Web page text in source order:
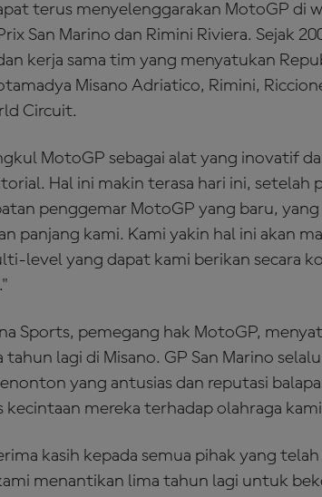
terus menyelenggarakan MotoGP di
San Marino dan Rimini Riviera. Sejak
kerja sama tim yang menyatukan
Misano Adriatico, Rimini,
Circuit.
MotoGP sebagai alat yang inovatif
Hal ini makin terasa hari ini, setelah
penggemar MotoGP yang baru, yang
panjang kami. Kami yakin hal ini akan
level yang dapat kami berikan secara
Sports, pemegang hak MotoGP,
lagi di Misano. GP San Marino
yang antusias dan reputasi
kecintaan mereka terhadap olahraga
kasih kepada semua pihak yang telah
menantikan lima tahun lagi untuk